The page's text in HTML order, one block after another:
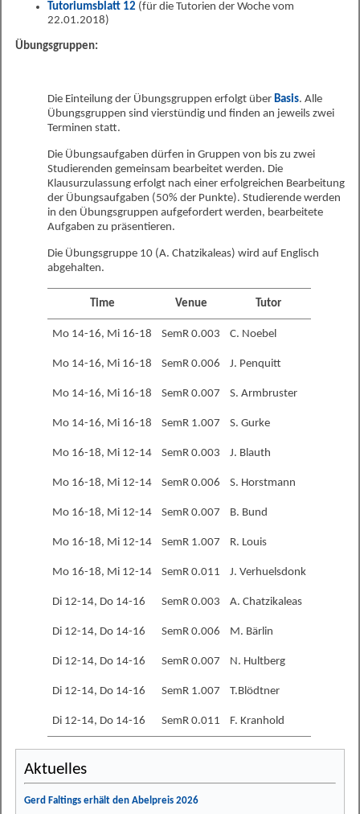
Tutoriumsblatt 12 (für die Tutorien der Woche vom
22.01.2018)
Übungsgruppen:
Die Einteilung der Übungsgruppen erfolgt über Basis. Alle
Übungsgruppen sind vierstündig und finden an jeweils zwei
Terminen statt.
Die Übungsaufgaben dürfen in Gruppen von bis zu zwei
Studierenden gemeinsam bearbeitet werden. Die
Klausurzulassung erfolgt nach einer erfolgreichen Bearbeitung
der Übungsaufgaben (50% der Punkte). Studierende werden
in den Übungsgruppen aufgefordert werden, bearbeitete
Aufgaben zu präsentieren.
Die Übungsgruppe 10 (A. Chatzikaleas) wird auf Englisch
abgehalten.
Time Venue Tutor
Mo 14-16, Mi 16-18 SemR 0.003 C. Noebel
Mo 14-16, Mi 16-18 SemR 0.006 J. Penquitt
Mo 14-16, Mi 16-18 SemR 0.007 S. Armbruster
Mo 14-16, Mi 16-18 SemR 1.007 S. Gurke
Mo 16-18, Mi 12-14 SemR 0.003 J. Blauth
Mo 16-18, Mi 12-14 SemR 0.006 S. Horstmann
Mo 16-18, Mi 12-14 SemR 0.007 B. Bund
Mo 16-18, Mi 12-14 SemR 1.007 R. Louis
Mo 16-18, Mi 12-14 SemR 0.011 J. Verhuelsdonk
Di 12-14, Do 14-16 SemR 0.003 A. Chatzikaleas
Di 12-14, Do 14-16 SemR 0.006 M. Bärlin
Di 12-14, Do 14-16 SemR 0.007 N. Hultberg
Di 12-14, Do 14-16 SemR 1.007 T.Blödtner
Di 12-14, Do 14-16 SemR 0.011 F. Kranhold
Aktuelles
Gerd Faltings erhält den Abelpreis 2026